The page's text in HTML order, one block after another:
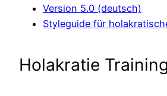
Version 5.0 (deutsch)
Styleguide für
Holakratie